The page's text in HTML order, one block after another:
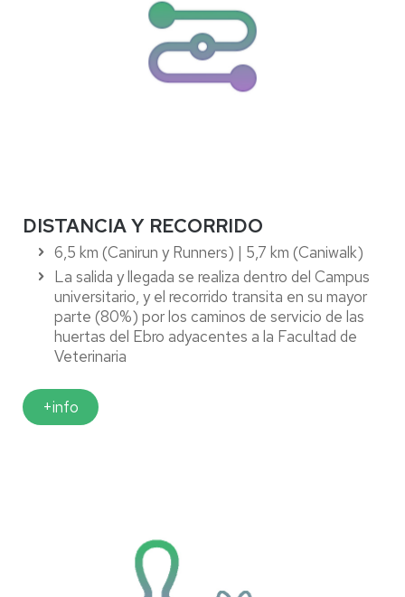
DISTANCIA Y RECORRIDO
6,5 km (Canirun y Runners) | 5,7 km (Caniwalk)
La salida y llegada se realiza dentro del Campus
universitario, y el recorrido transita en su mayor
parte (80%) por los caminos de servicio de las
huertas del Ebro adyacentes a la Facultad de
Veterinaria
+info